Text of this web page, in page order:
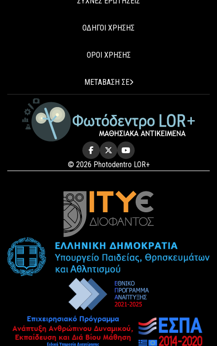
ΟΔΗΓΟΙ ΧΡΗΣΗΣ
ΟΡΟΙ ΧΡΗΣΗΣ
ΜΕΤΑΒΑΣΗ ΣΕ
© 2026 Photodentro LOR+